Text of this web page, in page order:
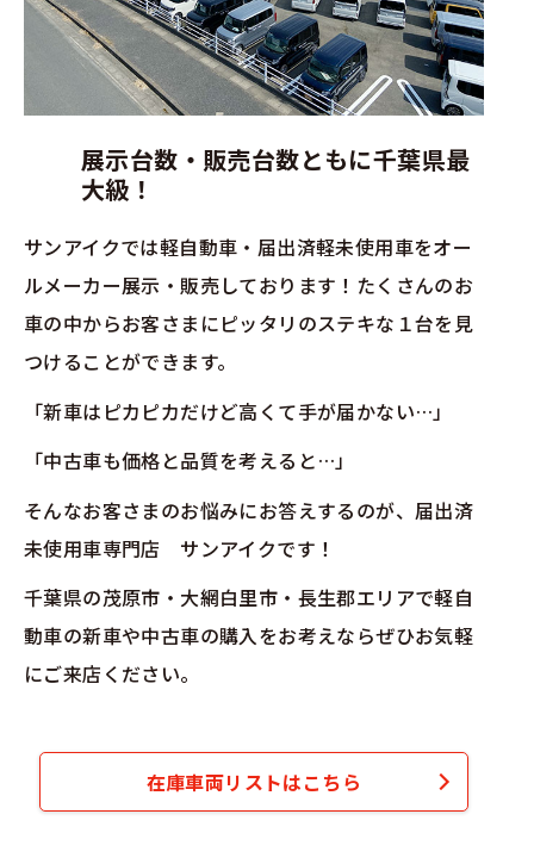
展示台数・販売台数ともに千葉県最
大級！
サンアイクでは軽自動車・届出済軽未使用車をオー
ルメーカー展示・販売しております！たくさんのお
車の中からお客さまにピッタリのステキな１台を見
つけることができます。
「新車はピカピカだけど高くて手が届かない…」
「中古車も価格と品質を考えると…」
そんなお客さまのお悩みにお答えするのが、届出済
未使用車専門店 サンアイクです！
千葉県の茂原市・大網白里市・長生郡エリアで軽自
動車の新車や中古車の購入をお考えならぜひお気軽
にご来店ください。
在庫車両リストはこちら